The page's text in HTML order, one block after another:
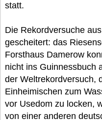
statt.
Die Rekordversuche
gescheitert: das
Forsthaus Damerow
nicht ins Guinnessbuch
der Weltrekordversuch,
Einheimischen zum
vor Usedom zu locken,
von einer anderen